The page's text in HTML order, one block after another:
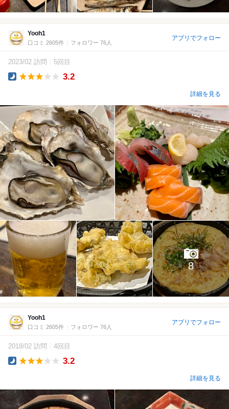
Yooh1
口コミ 2605件 フォロワー 76人
アプリでフォロー
2023/02 訪問 5回目
3.2
詳細を見る
8
Yooh1
口コミ 2605件 フォロワー 76人
アプリでフォロー
2018/02 訪問 4回目
3.2
詳細を見る